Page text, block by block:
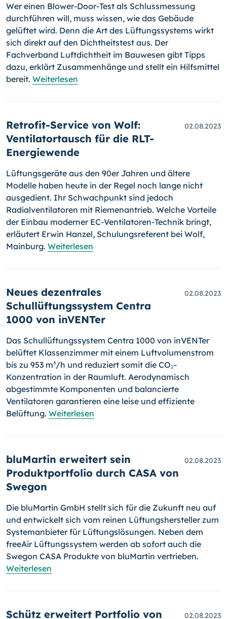
Wer einen Blower-Door-Test als Schlussmessung
durchführen will, muss wissen, wie das Gebäude
gelüftet wird. Denn die Art des Lüftungssystems wirkt
sich direkt auf den Dichtheitstest aus. Der
Fachverband Luftdichtheit im Bauwesen gibt Tipps
dazu, erklärt Zusammenhänge und stellt ein Hilfsmittel
bereit. Weiterlesen
Retrofit-Service von Wolf:
Ventilatortausch für die RLT-
Energiewende
02.08.2023
Lüftungsgeräte aus den 90er Jahren und ältere
Modelle haben heute in der Regel noch lange nicht
ausgedient. Ihr Schwachpunkt sind jedoch
Radialventilatoren mit Riemenantrieb. Welche Vorteile
der Einbau moderner EC-Ventilatoren-Technik bringt,
erläutert Erwin Hanzel, Schulungsreferent bei Wolf,
Mainburg. Weiterlesen
Neues dezentrales
Schullüftungssystem Centra
1000 von inVENTer
02.08.2023
Das Schullüftungssystem Centra 1000 von inVENTer
belüftet Klassenzimmer mit einem Luftvolumenstrom
bis zu 953 m³/h und reduziert somit die CO₂-
Konzentration in der Raumluft. Aerodynamisch
abgestimmte Komponenten und balancierte
Ventilatoren garantieren eine leise und effiziente
Belüftung. Weiterlesen
bluMartin erweitert sein
Produktportfolio durch CASA von
Swegon
02.08.2023
Die bluMartin GmbH stellt sich für die Zukunft neu auf
und entwickelt sich vom reinen Lüftungshersteller zum
Systemanbieter für Lüftungslösungen. Neben dem
freeAir Lüftungssystem werden ab sofort auch die
Swegon CASA Produkte von bluMartin vertrieben.
Weiterlesen
Schütz erweitert Portfolio von 02.08.2023